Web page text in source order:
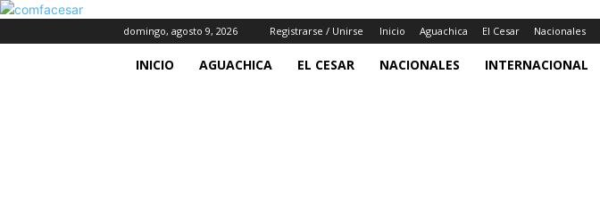
domingo, agosto 9, 2026 Registrarse / Unirse Inicio Aguachica El Cesar Nacionales
INICIO AGUACHICA EL CESAR NACIONALES INTERNACIONAL